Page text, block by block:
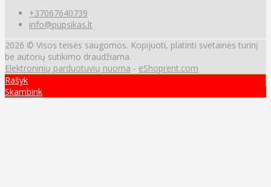
+37067640739
info@pupsikas.lt
2026 © Visos teisės saugomos. Kopijuoti, platinti svetainės turinį
be autorių sutikimo draudžiama.
Elektroninių parduotuvių nuoma - eShoprent.com
Rašyk
Skambink